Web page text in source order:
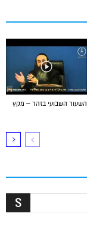
השעור השבועי בזהר – מקץ